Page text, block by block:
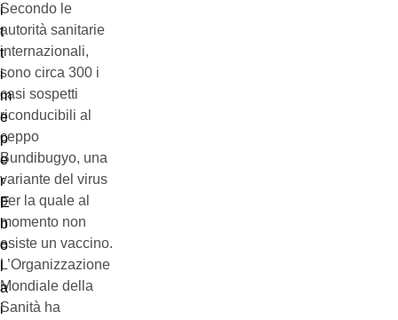
Secondo le
autorità sanitarie
internazionali,
sono circa 300 i
casi sospetti
riconducibili al
ceppo
Bundibugyo, una
variante del virus
per la quale al
momento non
esiste un vaccino.
L’Organizzazione
Mondiale della
Sanità ha